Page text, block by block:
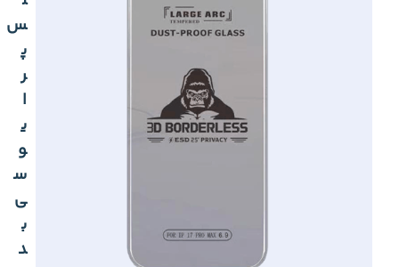
س
پ
ر
ا
ی
و
س
ی
ب
د